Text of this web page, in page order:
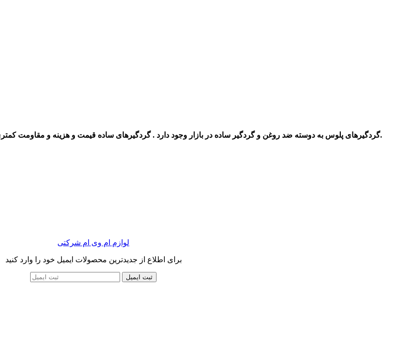
گردگیرهای پلوس به دوسته ضد روغن و گردگیر ساده در بازار وجود دارد . گردگیرهای ساده قیمت و هزینه و مقاومتضد روغن مقاوم و کیفیت بالایی دارد.
لوازم ام وی ام شرکتی
برای اطلاع از جدیدترین محصولات ایمیل خود را وارد کنید
ثبت ایمیل